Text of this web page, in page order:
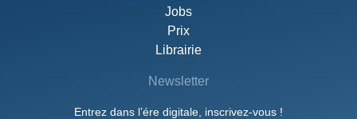
Jobs
Prix
Librairie
Newsletter
Entrez dans l’ére digitale, inscrivez-vous !